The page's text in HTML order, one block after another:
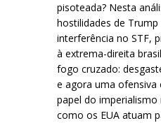
pisoteada? Nesta
hostilidades de
interferência no STF,
à extrema-direita
fogo cruzado:
e agora uma ofensiva
papel do imperialismo
como os EUA atuam